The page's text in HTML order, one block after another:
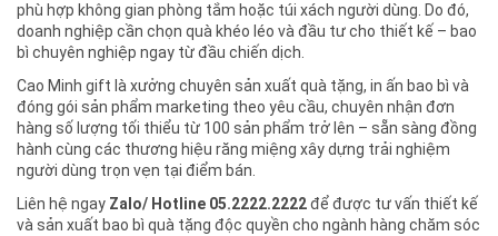
phù hợp không gian phòng tắm hoặc túi xách người dùng. Do đó,
doanh nghiệp cần chọn quà khéo léo và đầu tư cho thiết kế – bao
bì chuyên nghiệp ngay từ đầu chiến dịch.
Cao Minh gift là xưởng chuyên sản xuất quà tặng, in ấn bao bì và
đóng gói sản phẩm marketing theo yêu cầu, chuyên nhận đơn
hàng số lượng tối thiểu từ 100 sản phẩm trở lên – sẵn sàng đồng
hành cùng các thương hiệu răng miệng xây dựng trải nghiệm
người dùng trọn vẹn tại điểm bán.
Liên hệ ngay Zalo/ Hotline 05.2222.2222để được tư vấn thiết kế
và sản xuất bao bì quà tặng độc quyền cho ngành hàng chăm sóc